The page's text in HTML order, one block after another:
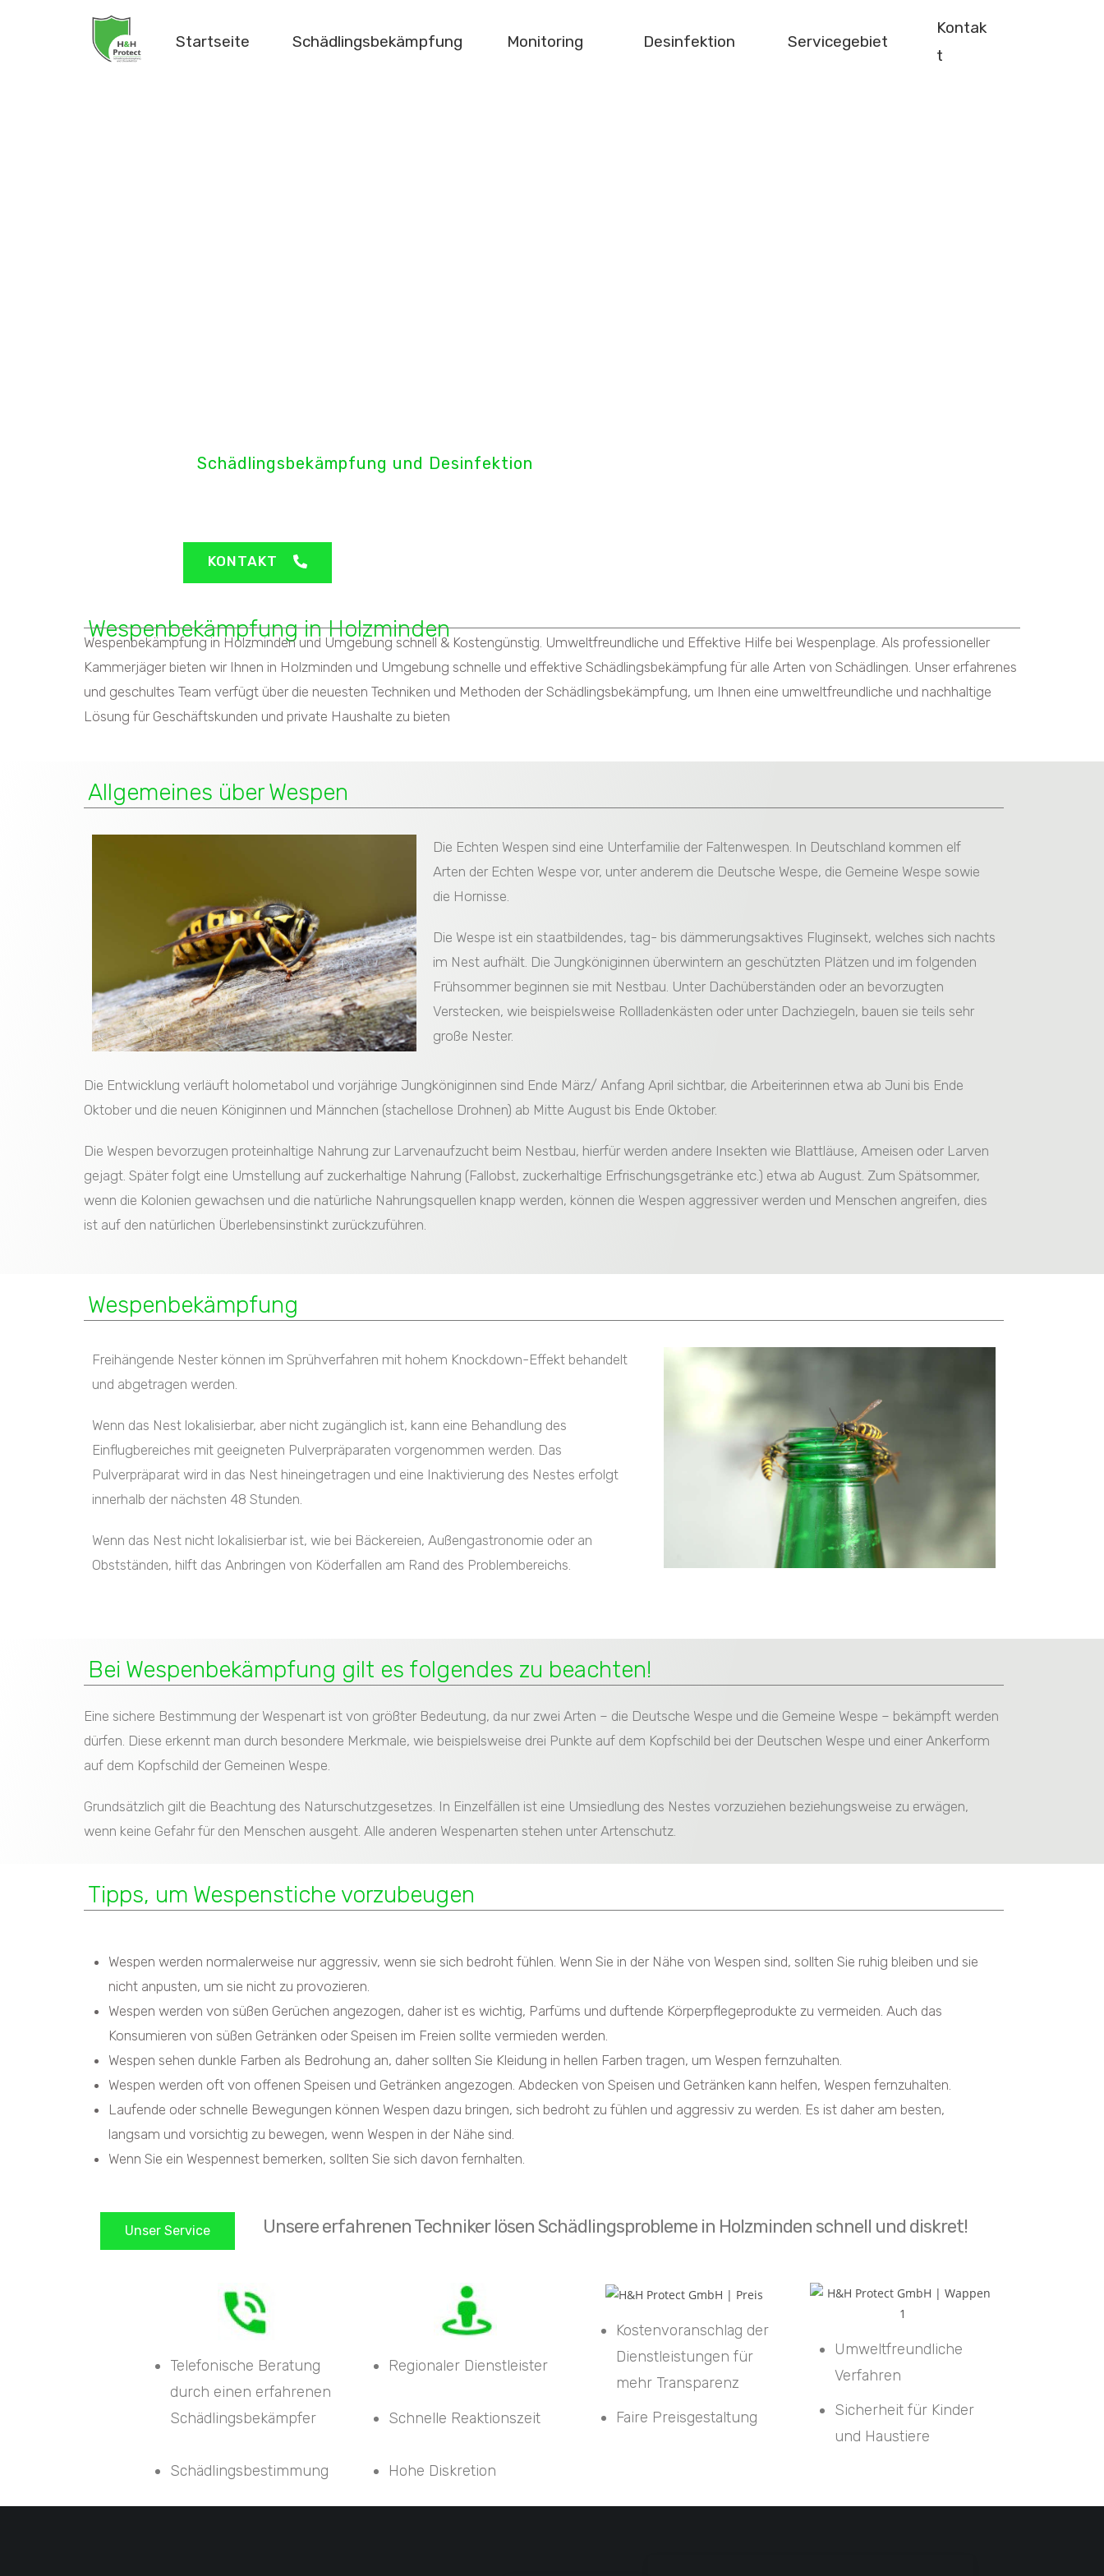
Startseite Schädlingsbekämpfung Monitoring Desinfektion Servicegebiet
Kontak
t
Schädlingsbekämpfung und Desinfektion
Wespenbekämpfung in Holzminden
Wespenbekämpfung in Holzminden und Umgebung schnell & Kostengünstig. Umweltfreundliche und Effektive Hilfe bei Wespenplage. Als professioneller
Kammerjäger bieten wir Ihnen in Holzminden und Umgebung schnelle und effektive Schädlingsbekämpfung für alle Arten von Schädlingen. Unser erfahrenes
und geschultes Team verfügt über die neuesten Techniken und Methoden der Schädlingsbekämpfung, um Ihnen eine umweltfreundliche und nachhaltige
Lösung für Geschäftskunden und private Haushalte zu bieten
KONTAKT
Allgemeines über Wespen
Die Echten Wespen sind eine Unterfamilie der Faltenwespen. In Deutschland kommen elf
Arten der Echten Wespe vor, unter anderem die Deutsche Wespe, die Gemeine Wespe sowie
die Hornisse.
Die Wespe ist ein staatbildendes, tag- bis dämmerungsaktives Fluginsekt, welches sich nachts
im Nest aufhält. Die Jungköniginnen überwintern an geschützten Plätzen und im folgenden
Frühsommer beginnen sie mit Nestbau. Unter Dachüberständen oder an bevorzugten
Verstecken, wie beispielsweise Rollladenkästen oder unter Dachziegeln, bauen sie teils sehr
große Nester.
Die Entwicklung verläuft holometabol und vorjährige Jungköniginnen sind Ende März/ Anfang April sichtbar, die Arbeiterinnen etwa ab Juni bis Ende
Oktober und die neuen Königinnen und Männchen (stachellose Drohnen) ab Mitte August bis Ende Oktober.
Die Wespen bevorzugen proteinhaltige Nahrung zur Larvenaufzucht beim Nestbau, hierfür werden andere Insekten wie Blattläuse, Ameisen oder Larven
gejagt. Später folgt eine Umstellung auf zuckerhaltige Nahrung (Fallobst, zuckerhaltige Erfrischungsgetränke etc.) etwa ab August. Zum Spätsommer,
wenn die Kolonien gewachsen und die natürliche Nahrungsquellen knapp werden, können die Wespen aggressiver werden und Menschen angreifen, dies
ist auf den natürlichen Überlebensinstinkt zurückzuführen.
Wespenbekämpfung
Freihängende Nester können im Sprühverfahren mit hohem Knockdown-Effekt behandelt
und abgetragen werden.
Wenn das Nest lokalisierbar, aber nicht zugänglich ist, kann eine Behandlung des
Einflugbereiches mit geeigneten Pulverpräparaten vorgenommen werden. Das
Pulverpräparat wird in das Nest hineingetragen und eine Inaktivierung des Nestes erfolgt
innerhalb der nächsten 48 Stunden.
Wenn das Nest nicht lokalisierbar ist, wie bei Bäckereien, Außengastronomie oder an
Obstständen, hilft das Anbringen von Köderfallen am Rand des Problembereichs.
Bei Wespenbekämpfung gilt es folgendes zu beachten!
Eine sichere Bestimmung der Wespenart ist von größter Bedeutung, da nur zwei Arten – die Deutsche Wespe und die Gemeine Wespe – bekämpft werden
dürfen. Diese erkennt man durch besondere Merkmale, wie beispielsweise drei Punkte auf dem Kopfschild bei der Deutschen Wespe und einer Ankerform
auf dem Kopfschild der Gemeinen Wespe.
Grundsätzlich gilt die Beachtung des Naturschutzgesetzes. In Einzelfällen ist eine Umsiedlung des Nestes vorzuziehen beziehungsweise zu erwägen,
wenn keine Gefahr für den Menschen ausgeht. Alle anderen Wespenarten stehen unter Artenschutz.
Tipps, um Wespenstiche vorzubeugen
Wespen werden normalerweise nur aggressiv, wenn sie sich bedroht fühlen. Wenn Sie in der Nähe von Wespen sind, sollten Sie ruhig bleiben und sie
nicht anpusten, um sie nicht zu provozieren.
Wespen werden von süßen Gerüchen angezogen, daher ist es wichtig, Parfüms und duftende Körperpflegeprodukte zu vermeiden. Auch das
Konsumieren von süßen Getränken oder Speisen im Freien sollte vermieden werden.
Wespen sehen dunkle Farben als Bedrohung an, daher sollten Sie Kleidung in hellen Farben tragen, um Wespen fernzuhalten.
Wespen werden oft von offenen Speisen und Getränken angezogen. Abdecken von Speisen und Getränken kann helfen, Wespen fernzuhalten.
Laufende oder schnelle Bewegungen können Wespen dazu bringen, sich bedroht zu fühlen und aggressiv zu werden. Es ist daher am besten,
langsam und vorsichtig zu bewegen, wenn Wespen in der Nähe sind.
Wenn Sie ein Wespennest bemerken, sollten Sie sich davon fernhalten.
Unser Service Unsere erfahrenen Techniker lösen Schädlingsprobleme in Holzminden schnell und diskret!
Telefonische Beratung
durch einen erfahrenen
Schädlingsbekämpfer
Schädlingsbestimmung
Regionaler Dienstleister
Schnelle Reaktionszeit
Hohe Diskretion
Kostenvoranschlag der
Dienstleistungen für
mehr Transparenz
Faire Preisgestaltung
Umweltfreundliche
Verfahren
Sicherheit für Kinder
und Haustiere